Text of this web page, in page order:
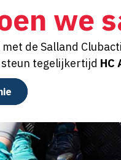
we
de Salland
tegelijkertijd HC